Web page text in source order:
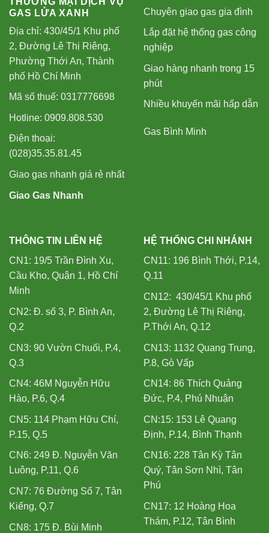
GAS LỬA XANH
Địa chỉ: 430/45/1 Khu phố
2, Đường Lê Thị Riêng,
Phường Thới An, Thành
phố Hồ Chí Minh
Mã số thuế: 0317776698
Hotline: 0909.808.530
Điện thoại:
(028)35.35.81.45
Giao gas nhanh giá rẻ nhất
Giao Gas Nhanh
Chuyên giao gas gia đình
Lắp đặt hệ thống gas công
nghiệp
Giao hàng nhanh trong 15
phút
Nhiều khuyến mãi hấp dẫn
Gas Bình Minh
THÔNG TIN LIÊN HỆ
CN1: 19/5 Trần Đình Xu,
Cầu Kho, Quận 1, Hồ Chí
Minh
CN2: Đ. số 3, P. Bình An,
Q.2
CN3: 90 Vườn Chuối, P.4,
Q.3
CN4: 46M Nguyễn Hữu
Hào, P.6, Q.4
CN5: 114 Phạm Hữu Chí,
P.15, Q.5
CN6: 249 Đ. Nguyễn Văn
Luông, P.11, Q.6
CN7: 76 Đường Số 7, Tân
Kiểng, Q.7
CN8: 175 Đ. Bùi Minh
HỆ THỐNG CHI NHÁNH
CN11: 196 Bình Thới, P.14,
Q.11
CN12: 430/45/1 Khu phố
2, Đường Lê Thị Riêng,
P.Thới An, Q.12
CN13: 1132 Quang Trung,
P.8, Gò Vấp
CN14: 86 Thích Quảng
Đức, P.4, Phú Nhuận
CN:15: 153 Lê Quang
Định, P.14, Bình Thạnh
CN16: 228 Tân Kỳ Tân
Quý, Tân Sơn Nhì, Tân
Phú
CN17: 12 Hoàng Hoa
Thám, P.12, Tân Bình